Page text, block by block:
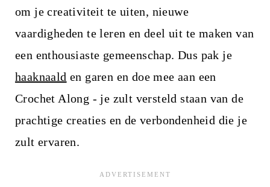
om je creativiteit te uiten, nieuwe
vaardigheden te leren en deel uit te maken van
een enthousiaste gemeenschap. Dus pak je
haaknaald en garen en doe mee aan een
Crochet Along - je zult versteld staan van de
prachtige creaties en de verbondenheid die je
zult ervaren.